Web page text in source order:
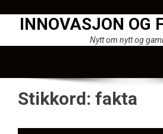
INNOVASJON OG
Nytt om nytt og
Stikkord: fakta